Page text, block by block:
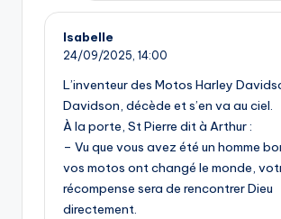
Isabelle
24/09/2025, 14:00
L’inventeur des Motos Harley
Davidson, décède et s’en va au ciel.
À la porte, St Pierre dit à Arthur :
– Vu que vous avez été un homme
vos motos ont changé le monde,
récompense sera de rencontrer Dieu
directement.